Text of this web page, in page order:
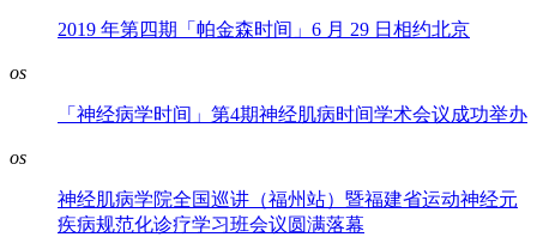
2019 年第四期「帕金森时间」6 月 29 日相约北京
os
「神经病学时间」第4期神经肌病时间学术会议成功举办
os
神经肌病学院全国巡讲（福州站）暨福建省运动神经元
疾病规范化诊疗学习班会议圆满落幕